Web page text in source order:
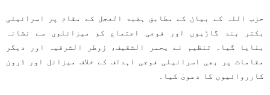
حزب اللہ کے بیان کے مطابق ہضبۃ العجل کے مقام پر اسرائیلی
بکتر بند گاڑیوں اور فوجی اجتماع کو میزائلوں سے نشانہ
بنایا گیا۔ تنظیم نے یحمر الشقیف، زوطر الشرقیہ اور دیگر
مقامات پر بھی اسرائیلی فوجی اہداف کے خلاف میزائل اور ڈرون
کارروائیوں کا دعویٰ کیا۔